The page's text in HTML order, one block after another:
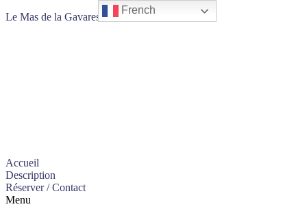
Le Mas de la Gavaresse
Accueil
Description
Réserver / Contact
Menu
French